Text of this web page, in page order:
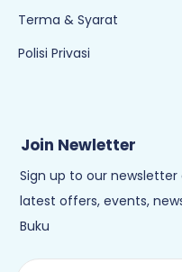
Terma & Syarat
Polisi Privasi
Join Newletter
Sign up to our
latest offers, events,
Buku